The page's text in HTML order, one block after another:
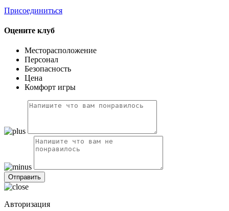
Присоединиться
Оцените клуб
Месторасположение
Персонал
Безопасность
Цена
Комфорт игры
Авторизация